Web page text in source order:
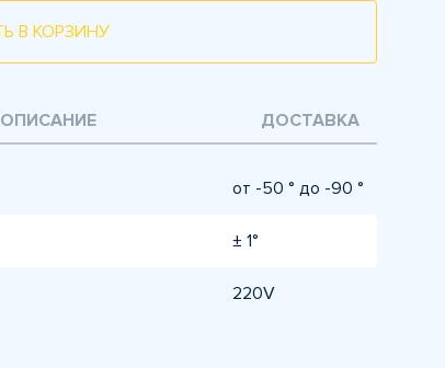
В КОРЗИНУ
ОПИСАНИЕ ДОСТАВКА
от -50 ° до -90 °
± 1°
220V